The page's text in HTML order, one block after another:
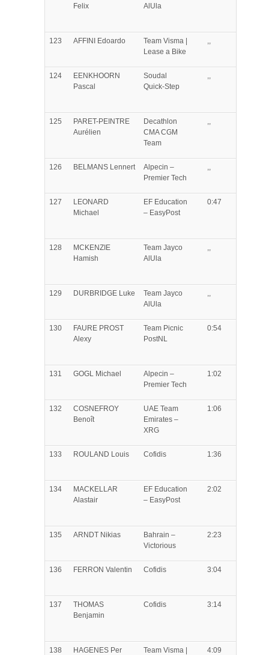
Felix
AlUla
123 AFFINI Edoardo
Team Visma |
Lease a Bike
,,
124
EENKHOORN
Pascal
Soudal
Quick-Step
,,
125
PARET-PEINTRE
Aurélien
Decathlon
CMA CGM
Team
,,
126 BELMANS Lennert
Alpecin –
Premier Tech
,,
127
LEONARD
Michael
EF Education
– EasyPost
0:47
128
MCKENZIE
Hamish
Team Jayco
AlUla
,,
129 DURBRIDGE Luke
Team Jayco
AlUla
,,
130
FAURE PROST
Alexy
Team Picnic
PostNL
0:54
131 GOGL Michael
Alpecin –
Premier Tech
1:02
132
COSNEFROY
Benoît
UAE Team
Emirates –
XRG
1:06
133 ROULAND Louis Cofidis 1:36
134
MACKELLAR
Alastair
EF Education
– EasyPost
2:02
135 ARNDT Nikias
Bahrain –
Victorious
2:23
136 FERRON Valentin Cofidis 3:04
137
THOMAS
Benjamin
Cofidis 3:14
138 HAGENES Per
Team Visma |
4:09